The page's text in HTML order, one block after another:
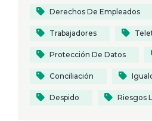
Derechos De Empleados
Trabajadores
Protección De Datos
Conciliación
Despido Riesgos